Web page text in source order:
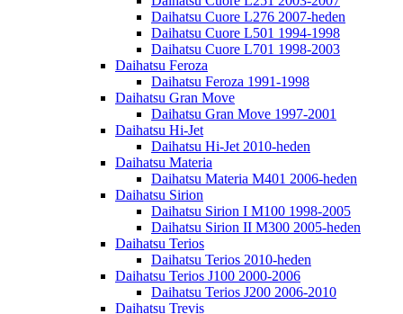
Daihatsu Cuore L276 2007-heden
Daihatsu Cuore L501 1994-1998
Daihatsu Cuore L701 1998-2003
Daihatsu Feroza
Daihatsu Feroza 1991-1998
Daihatsu Gran Move
Daihatsu Gran Move 1997-2001
Daihatsu Hi-Jet
Daihatsu Hi-Jet 2010-heden
Daihatsu Materia
Daihatsu Materia M401 2006-heden
Daihatsu Sirion
Daihatsu Sirion I M100 1998-2005
Daihatsu Sirion II M300 2005-heden
Daihatsu Terios
Daihatsu Terios 2010-heden
Daihatsu Terios J100 2000-2006
Daihatsu Terios J200 2006-2010
Daihatsu Trevis